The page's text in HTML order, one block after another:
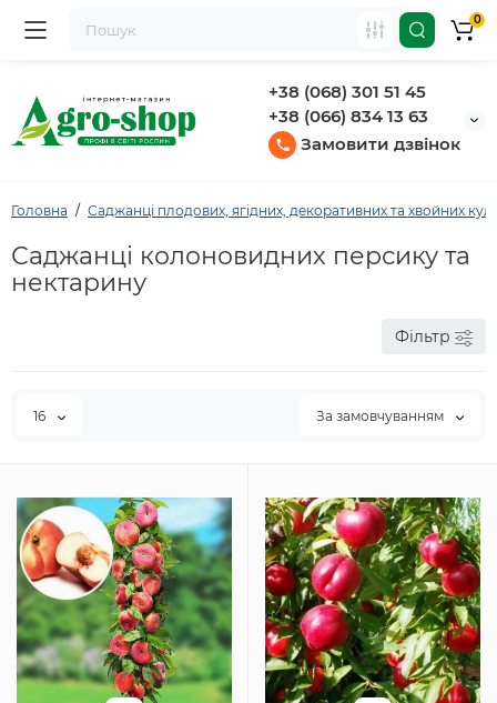
+38 (068) 301 51 45
+38 (066) 834 13 63
Замовити дзвінок
0
Головна Саджанці плодових, ягідних, декоративних та хвойних
Саджанці колоновидних персику та
нектарину
Фільтр
16 За замовчуванням